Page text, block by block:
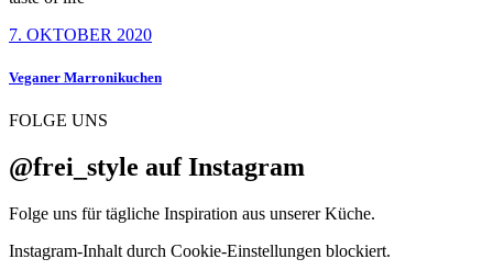
7. OKTOBER 2020
Veganer Marronikuchen
FOLGE UNS
@frei_style auf Instagram
Folge uns für tägliche Inspiration aus unserer Küche.
Instagram-Inhalt durch Cookie-Einstellungen blockiert.